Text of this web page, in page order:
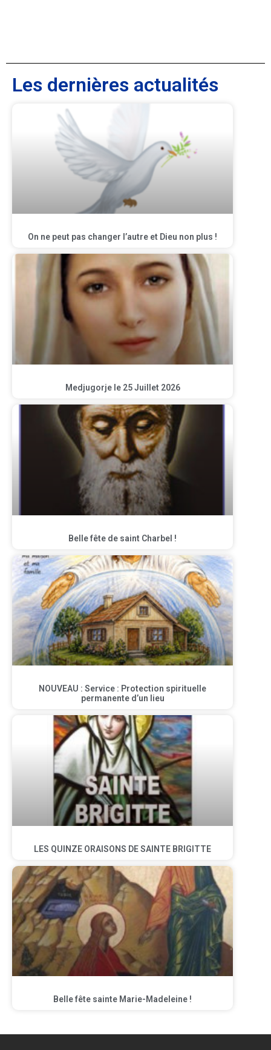
Les dernières actualités
On ne peut pas changer l’autre et Dieu non plus !
Medjugorje le 25 Juillet 2026
Belle fête de saint Charbel !
NOUVEAU : Service : Protection spirituelle
permanente d’un lieu
LES QUINZE ORAISONS DE SAINTE BRIGITTE
Belle fête sainte Marie-Madeleine !